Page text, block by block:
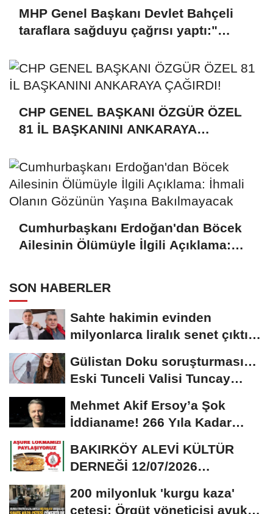
MHP Genel Başkanı Devlet Bahçeli
taraflara sağduyu çağrısı yaptı:"
CHP GENEL BAŞKANI ÖZGÜR ÖZEL
81 İL BAŞKANINI ANKARAYA
Cumhurbaşkanı Erdoğan'dan Böcek
Ailesinin Ölümüyle İlgili Açıklama:
SON HABERLER
Sahte hakimin evinden
milyonlarca liralık senet çıktı:
Gülistan Doku soruşturması…
Eski Tunceli Valisi Tuncay
Mehmet Akif Ersoy’a Şok
İddianame! 266 Yıla Kadar
Hapis Talebi
BAKIRKÖY ALEVİ KÜLTÜR
DERNEĞİ 12/07/2026
DAVETİNE...
200 milyonluk 'kurgu kaza'
çetesi: Örgüt yöneticisi avukat